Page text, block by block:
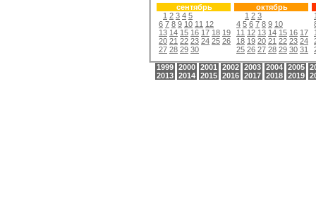
сентябрь
1 2 3 4 5
6 7 8 9 10 11 12
13 14 15 16 17 18 19
20 21 22 23 24 25 26
27 28 29 30
октябрь
1 2 3
4 5 6 7 8 9 10
11 12 13 14 15 16 17
18 19 20 21 22 23 24
25 26 27 28 29 30 31
1999 2000 2001 2002 2003 2004 2005
2013 2014 2015 2016 2017 2018 2019